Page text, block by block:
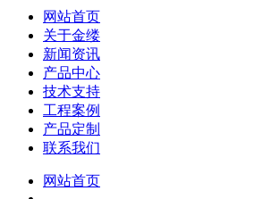
网站首页
关于金缕
新闻资讯
产品中心
技术支持
工程案例
产品定制
联系我们
网站首页